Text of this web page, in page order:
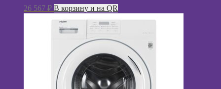
26 567 ₽ В корзину и на QR